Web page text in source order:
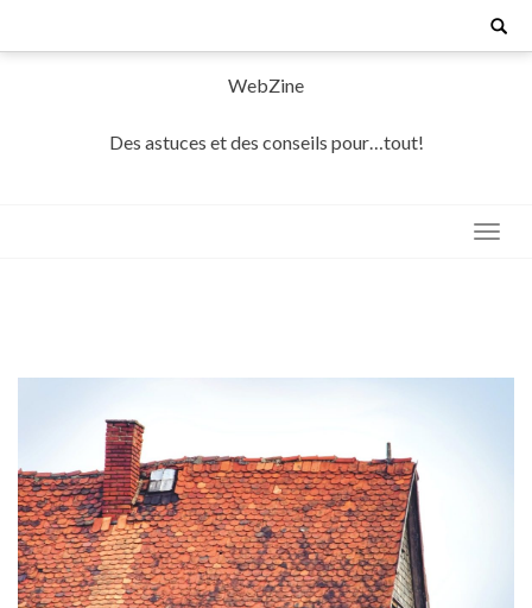
Search
WebZine
Des astuces et des conseils pour…tout!